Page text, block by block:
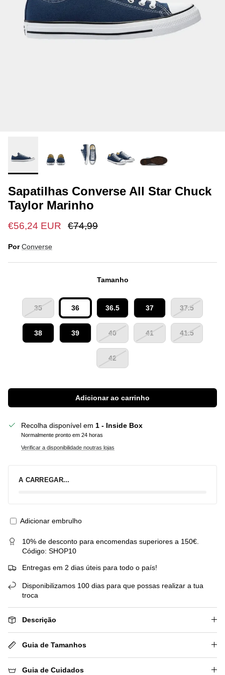
Sapatilhas Converse All Star Chuck
Taylor Marinho
€56,24 EUR €74,99
Por Converse
Tamanho
35 36 36.5 37 37.5
38 39 40 41 41.5
42
Adicionar ao carrinho
Recolha disponível em 1 - Inside Box
Normalmente pronto em 24 horas
Verificar a disponibilidade noutras lojas
A CARREGAR...
Adicionar embrulho
10% de desconto para encomendas superiores a 150€.
Código: SHOP10
Entregas em 2 dias úteis para todo o país!
Disponibilizamos 100 dias para que possas realizar a tua
troca
Descrição
Guia de Tamanhos
Guia de Cuidados